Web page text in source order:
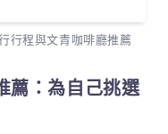
行程與文青咖啡廳推薦
薦：為自己挑選